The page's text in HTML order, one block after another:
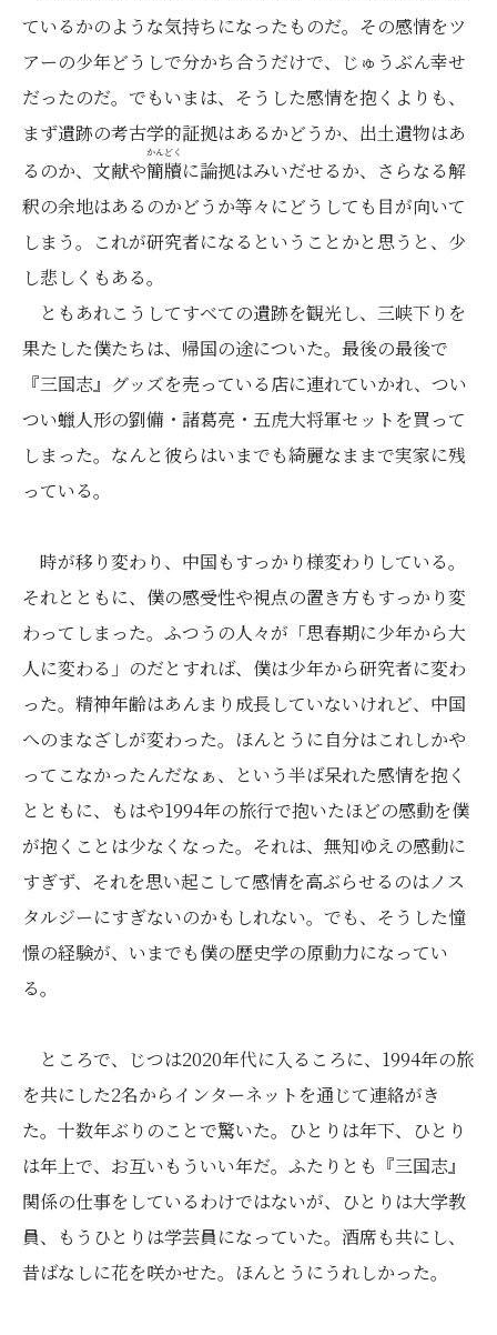
ているかのような気持ちになったものだ。その感情をツ
アーの少年どうしで分かち合うだけで、じゅうぶん幸せ
だったのだ。でもいまは、そうした感情を抱くよりも、
まず遺跡の考古学的証拠はあるかどうか、出土遺物はあ
るのか、文献や簡
かん
牘
どく
に論拠はみいだせるか、さらなる解
釈の余地はあるのかどうか等々にどうしても目が向いて
しまう。これが研究者になるということかと思うと、少
し悲しくもある。
ともあれこうしてすべての遺跡を観光し、三峡下りを
果たした僕たちは、帰国の途についた。最後の最後で
『三国志』グッズを売っている店に連れていかれ、つい
つい蠟人形の劉備・諸葛亮・五虎大将軍セットを買って
しまった。なんと彼らはいまでも綺麗なままで実家に残
っている。
時が移り変わり、中国もすっかり様変わりしている。
それとともに、僕の感受性や視点の置き方もすっかり変
わってしまった。ふつうの人々が「思春期に少年から大
人に変わる」のだとすれば、僕は少年から研究者に変わ
った。精神年齢はあんまり成長していないけれど、中国
へのまなざしが変わった。ほんとうに自分はこれしかや
ってこなかったんだなぁ、という半ば呆れた感情を抱く
とともに、もはや1994年の旅行で抱いたほどの感動を僕
が抱くことは少なくなった。それは、無知ゆえの感動に
すぎず、それを思い起こして感情を高ぶらせるのはノス
タルジーにすぎないのかもしれない。でも、そうした憧
憬の経験が、いまでも僕の歴史学の原動力になってい
る。
ところで、じつは2020年代に入るころに、1994年の旅
を共にした2名からインターネットを通じて連絡がき
た。十数年ぶりのことで驚いた。ひとりは年下、ひとり
は年上で、お互いもういい年だ。ふたりとも『三国志』
関係の仕事をしているわけではないが、ひとりは大学教
員、もうひとりは学芸員になっていた。酒席も共にし、
昔ばなしに花を咲かせた。ほんとうにうれしかった。